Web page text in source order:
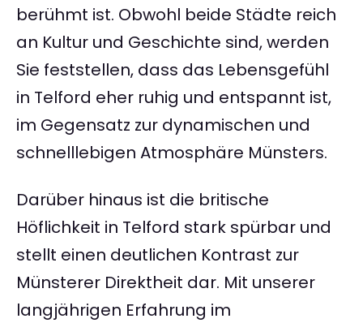
berühmt ist. Obwohl beide Städte reich
an Kultur und Geschichte sind, werden
Sie feststellen, dass das Lebensgefühl
in Telford eher ruhig und entspannt ist,
im Gegensatz zur dynamischen und
schnelllebigen Atmosphäre Münsters.
Darüber hinaus ist die britische
Höflichkeit in Telford stark spürbar und
stellt einen deutlichen Kontrast zur
Münsterer Direktheit dar. Mit unserer
langjährigen Erfahrung im